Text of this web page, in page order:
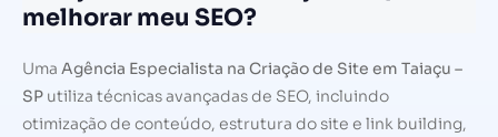
melhorar meu SEO?
Uma Agência Especialista na Criação de Site em Taiaçu –
SP utiliza técnicas avançadas de SEO, incluindo
otimização de conteúdo, estrutura do site e link building,